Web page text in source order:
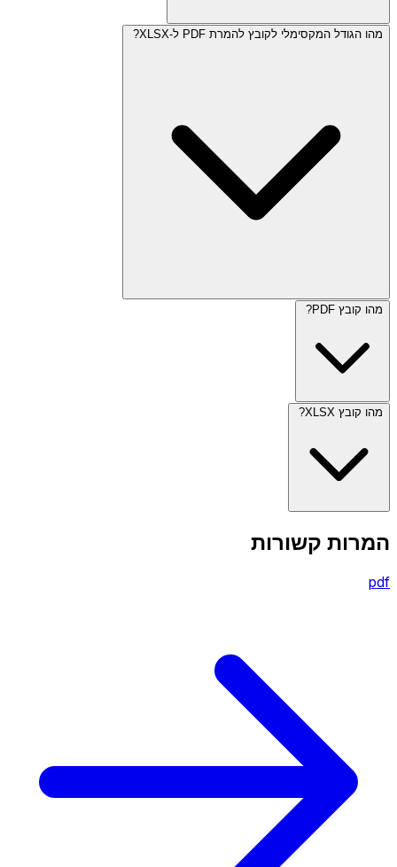
מהו הגודל המקסימלי לקובץ להמרת PDF ל-XLSX?
מהו קובץ PDF?
מהו קובץ XLSX?
המרות קשורות
pdf